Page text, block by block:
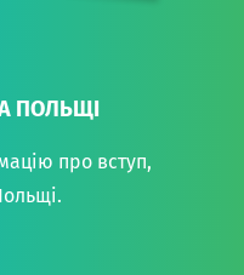
ПОЛЬЩІ
про вступ,